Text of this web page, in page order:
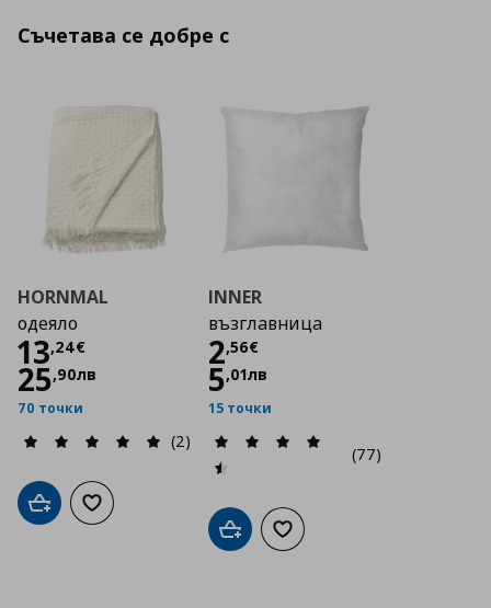
Съчетава се добре с
HORNMAL
одеяло
13,24€
Цена
25,90лв
70 точки
(2)
Добави в кошницата
Добави към списъка с любими
INNER
възглавница
2,56€
Цена
5,01лв
15 точки
(77)
Добави в кошницата
Добави към списъка с